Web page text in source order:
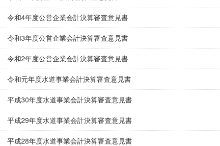
令和4年度公営企業会計決算審査意見書
令和3年度公営企業会計決算審査意見書
令和2年度公営企業会計決算審査意見書
令和元年度水道事業会計決算審査意見書
平成30年度水道事業会計決算審査意見書
平成29年度水道事業会計決算審査意見書
平成28年度水道事業会計決算審査意見書